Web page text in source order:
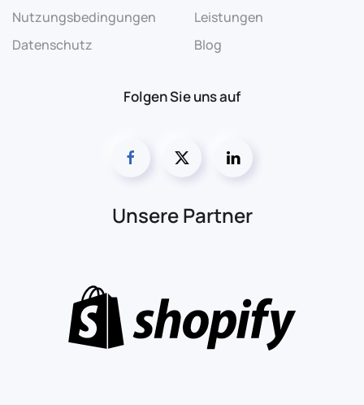
Nutzungsbedingungen
Datenschutz
Leistungen
Blog
Folgen Sie uns auf
Unsere Partner